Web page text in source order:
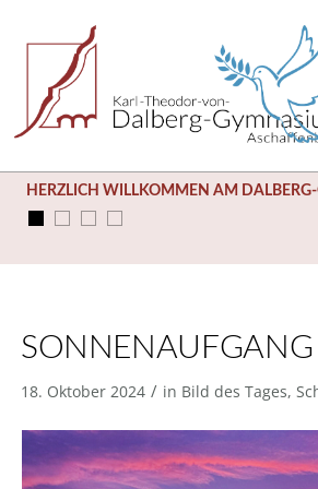
HERZLICH WILLKOMMEN AM
SONNENAUFGANG
18. Oktober 2024 / in Bild des Tages,